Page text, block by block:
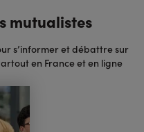
mutualistes
s’informer et débattre sur
en France et en ligne